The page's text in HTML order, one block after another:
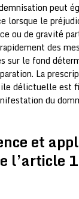
peut
lorsque le
ou de gravité
des
sur le fond
La
délictuelle est
du
et
l’article